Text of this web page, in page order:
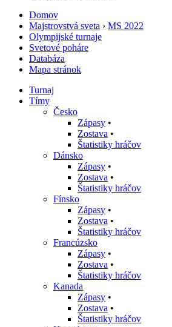
Domov
Majstrovstvá sveta › MS 2022
Olympijské turnaje
Svetové poháre
Databáza
Mapa stránok
Turnaj
Tímy
Česko
Zápasy •
Zostava •
Štatistiky hráčov
Dánsko
Zápasy •
Zostava •
Štatistiky hráčov
Fínsko
Zápasy •
Zostava •
Štatistiky hráčov
Francúzsko
Zápasy •
Zostava •
Štatistiky hráčov
Kanada
Zápasy •
Zostava •
Štatistiky hráčov